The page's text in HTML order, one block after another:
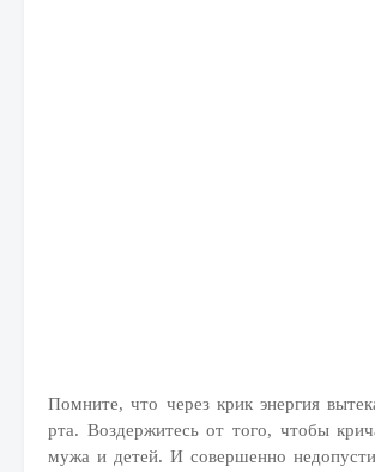
Помните, что через крик энергия
рта. Воздержитесь от того, чтобы
мужа и детей. И совершенно